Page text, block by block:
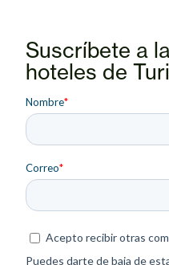
Suscríbete a
hoteles de